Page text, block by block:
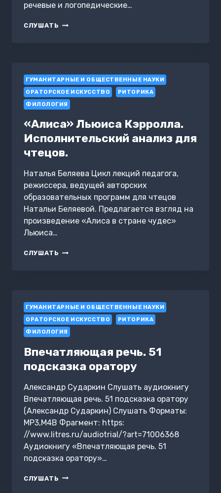
речевые и логопедические…
СЛУШАТЬ ВОЛШЕБНЫЙ
ГУМАНИТАРНЫЕ И ОБЩЕСТВЕННЫЕ НАУКИ
ОРАТОРСКОЕ ИСКУССТВО
РИТОРИКА
ФИЛОЛОГИЯ
«Алиса» Льюиса Кэрролла.
Исполнительский анализ для
чтецов.
Наталья Беляева Цикл лекций педагога,
режиссера, ведущей авторских
образовательных программ для чтецов
Натальи Беляевой. Предлагается взгляд на
произведение «Алиса в стране чудес»
Льюиса…
СЛУШАТЬ «АЛИСА»
ЧТЕЦОВ.
ГУМАНИТАРНЫЕ И ОБЩЕСТВЕННЫЕ НАУКИ
ОРАТОРСКОЕ ИСКУССТВО
РИТОРИКА
ФИЛОЛОГИЯ
Впечатляющая речь. 51
подсказка оратору
Александр Сударкин Слушать аудиокнигу
Впечатляющая речь. 51 подсказка оратору
(Александр Сударкин) Слушать Форматы:
MP3,M4B Фрагмент: https:
//www.litres.ru/audiotrial/?art=71006368
Аудиокнигу «Впечатляющая речь. 51
подсказка оратору»…
СЛУШАТЬ ВПЕЧАТЛЯЮЩАЯ